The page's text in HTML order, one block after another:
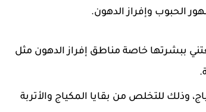
الحبوب وإفراز الدهون.
ببشرتها خاصة مناطق إفراز الدهون مثل
وذلك للتخلص من بقايا المكياج والأتربة